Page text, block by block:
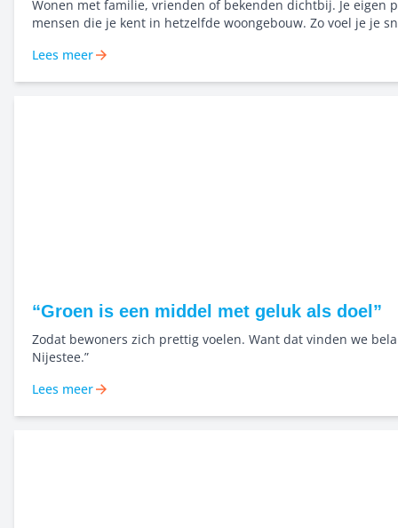
Wonen met familie, vrienden of bekenden dichtbij. Je eigen
mensen die je kent in hetzelfde woongebouw. Zo voel je je
naar elkaar omkijken. Niet alleen starten, maar dichtbij
Lees meer
“Groen is een middel met geluk als doel”
Zodat bewoners zich prettig voelen. Want dat vinden we
Nijestee.”
Lees meer